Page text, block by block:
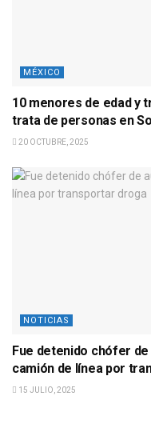
MÉXICO
10 menores de edad y
trata de personas en
20 OCTUBRE, 2025
NOTICIAS
Fue detenido chófer
camión de línea por
15 JULIO, 2025